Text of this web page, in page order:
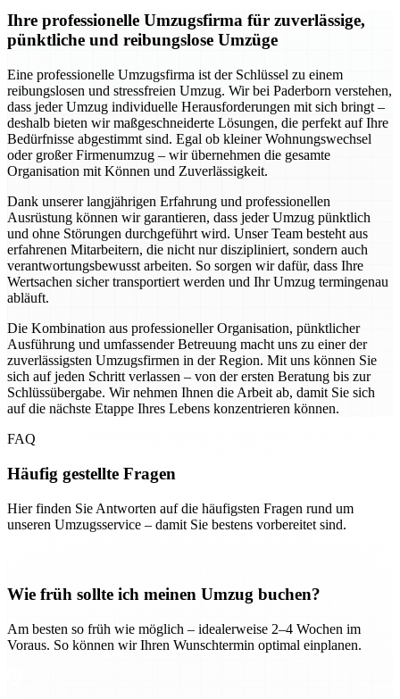
Ihre professionelle Umzugsfirma für zuverlässige,
pünktliche und reibungslose Umzüge
Eine professionelle Umzugsfirma ist der Schlüssel zu einem
reibungslosen und stressfreien Umzug. Wir bei Paderborn verstehen,
dass jeder Umzug individuelle Herausforderungen mit sich bringt –
deshalb bieten wir maßgeschneiderte Lösungen, die perfekt auf Ihre
Bedürfnisse abgestimmt sind. Egal ob kleiner Wohnungswechsel
oder großer Firmenumzug – wir übernehmen die gesamte
Organisation mit Können und Zuverlässigkeit.
Dank unserer langjährigen Erfahrung und professionellen
Ausrüstung können wir garantieren, dass jeder Umzug pünktlich
und ohne Störungen durchgeführt wird. Unser Team besteht aus
erfahrenen Mitarbeitern, die nicht nur diszipliniert, sondern auch
verantwortungsbewusst arbeiten. So sorgen wir dafür, dass Ihre
Wertsachen sicher transportiert werden und Ihr Umzug termingenau
abläuft.
Die Kombination aus professioneller Organisation, pünktlicher
Ausführung und umfassender Betreuung macht uns zu einer der
zuverlässigsten Umzugsfirmen in der Region. Mit uns können Sie
sich auf jeden Schritt verlassen – von der ersten Beratung bis zur
Schlüssübergabe. Wir nehmen Ihnen die Arbeit ab, damit Sie sich
auf die nächste Etappe Ihres Lebens konzentrieren können.
FAQ
Häufig gestellte Fragen
Hier finden Sie Antworten auf die häufigsten Fragen rund um
unseren Umzugsservice – damit Sie bestens vorbereitet sind.
Wie früh sollte ich meinen Umzug buchen?
Am besten so früh wie möglich – idealerweise 2–4 Wochen im
Voraus. So können wir Ihren Wunschtermin optimal einplanen.